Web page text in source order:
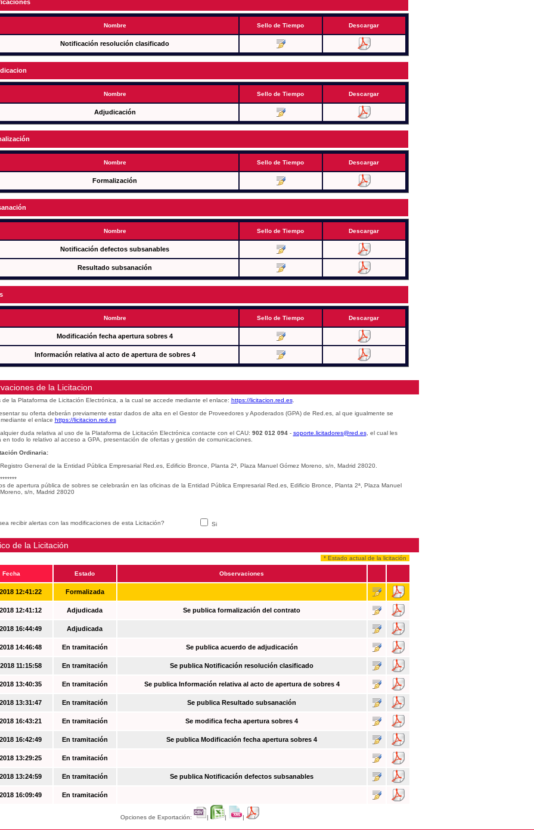
Nombre Sello de Tiempo Descargar
Notificación resolución clasificado
Nombre Sello de Tiempo Descargar
Adjudicación
Nombre Sello de Tiempo Descargar
Formalización
Nombre Sello de Tiempo Descargar
Notificación defectos subsanables
Resultado subsanación
Nombre Sello de Tiempo Descargar
Modificación fecha apertura sobres 4
Información relativa al acto de apertura de sobres 4
de la Licitacion
de la Plataforma de Licitación Electrónica, a la cual se accede mediante el enlace: https://licitacion.red.es.
su oferta deberán previamente estar dados de alta en el Gestor de Proveedores y Apoderados (GPA) de Red.es, al que igualmente se
el enlace https://licitacion.red.es
duda relativa al uso de la Plataforma de Licitación Electrónica contacte con el CAU: 902 012 094- soporte.licitadores@red.es, el cual les
en todo lo relativo al acceso a GPA, presentación de ofertas y gestión de comunicaciones.
Ordinaria:
General de la Entidad Pública Empresarial Red.es, Edificio Bronce, Planta 2ª, Plaza Manuel Gómez Moreno, s/n, Madrid 28020.
de apertura pública de sobres se celebrarán en las oficinas de la Entidad Pública Empresarial Red.es, Edificio Bronce, Planta 2ª, Plaza Manuel
s/n, Madrid 28020
recibir alertas con las modificaciones de esta Licitación? Si
de la Licitación
* Estado actual de la licitación
Fecha Estado Observaciones
12:41:22 Formalizada
12:41:12 Adjudicada Se publica formalización del contrato
16:44:49 Adjudicada
14:46:48 En tramitación Se publica acuerdo de adjudicación
11:15:58 En tramitación Se publica Notificación resolución clasificado
13:40:35 En tramitación Se publica Información relativa al acto de apertura de sobres 4
13:31:47 En tramitación Se publica Resultado subsanación
16:43:21 En tramitación Se modifica fecha apertura sobres 4
16:42:49 En tramitación Se publica Modificación fecha apertura sobres 4
13:29:25 En tramitación
13:24:59 En tramitación Se publica Notificación defectos subsanables
16:09:49 En tramitación
Opciones de Exportación: | | |